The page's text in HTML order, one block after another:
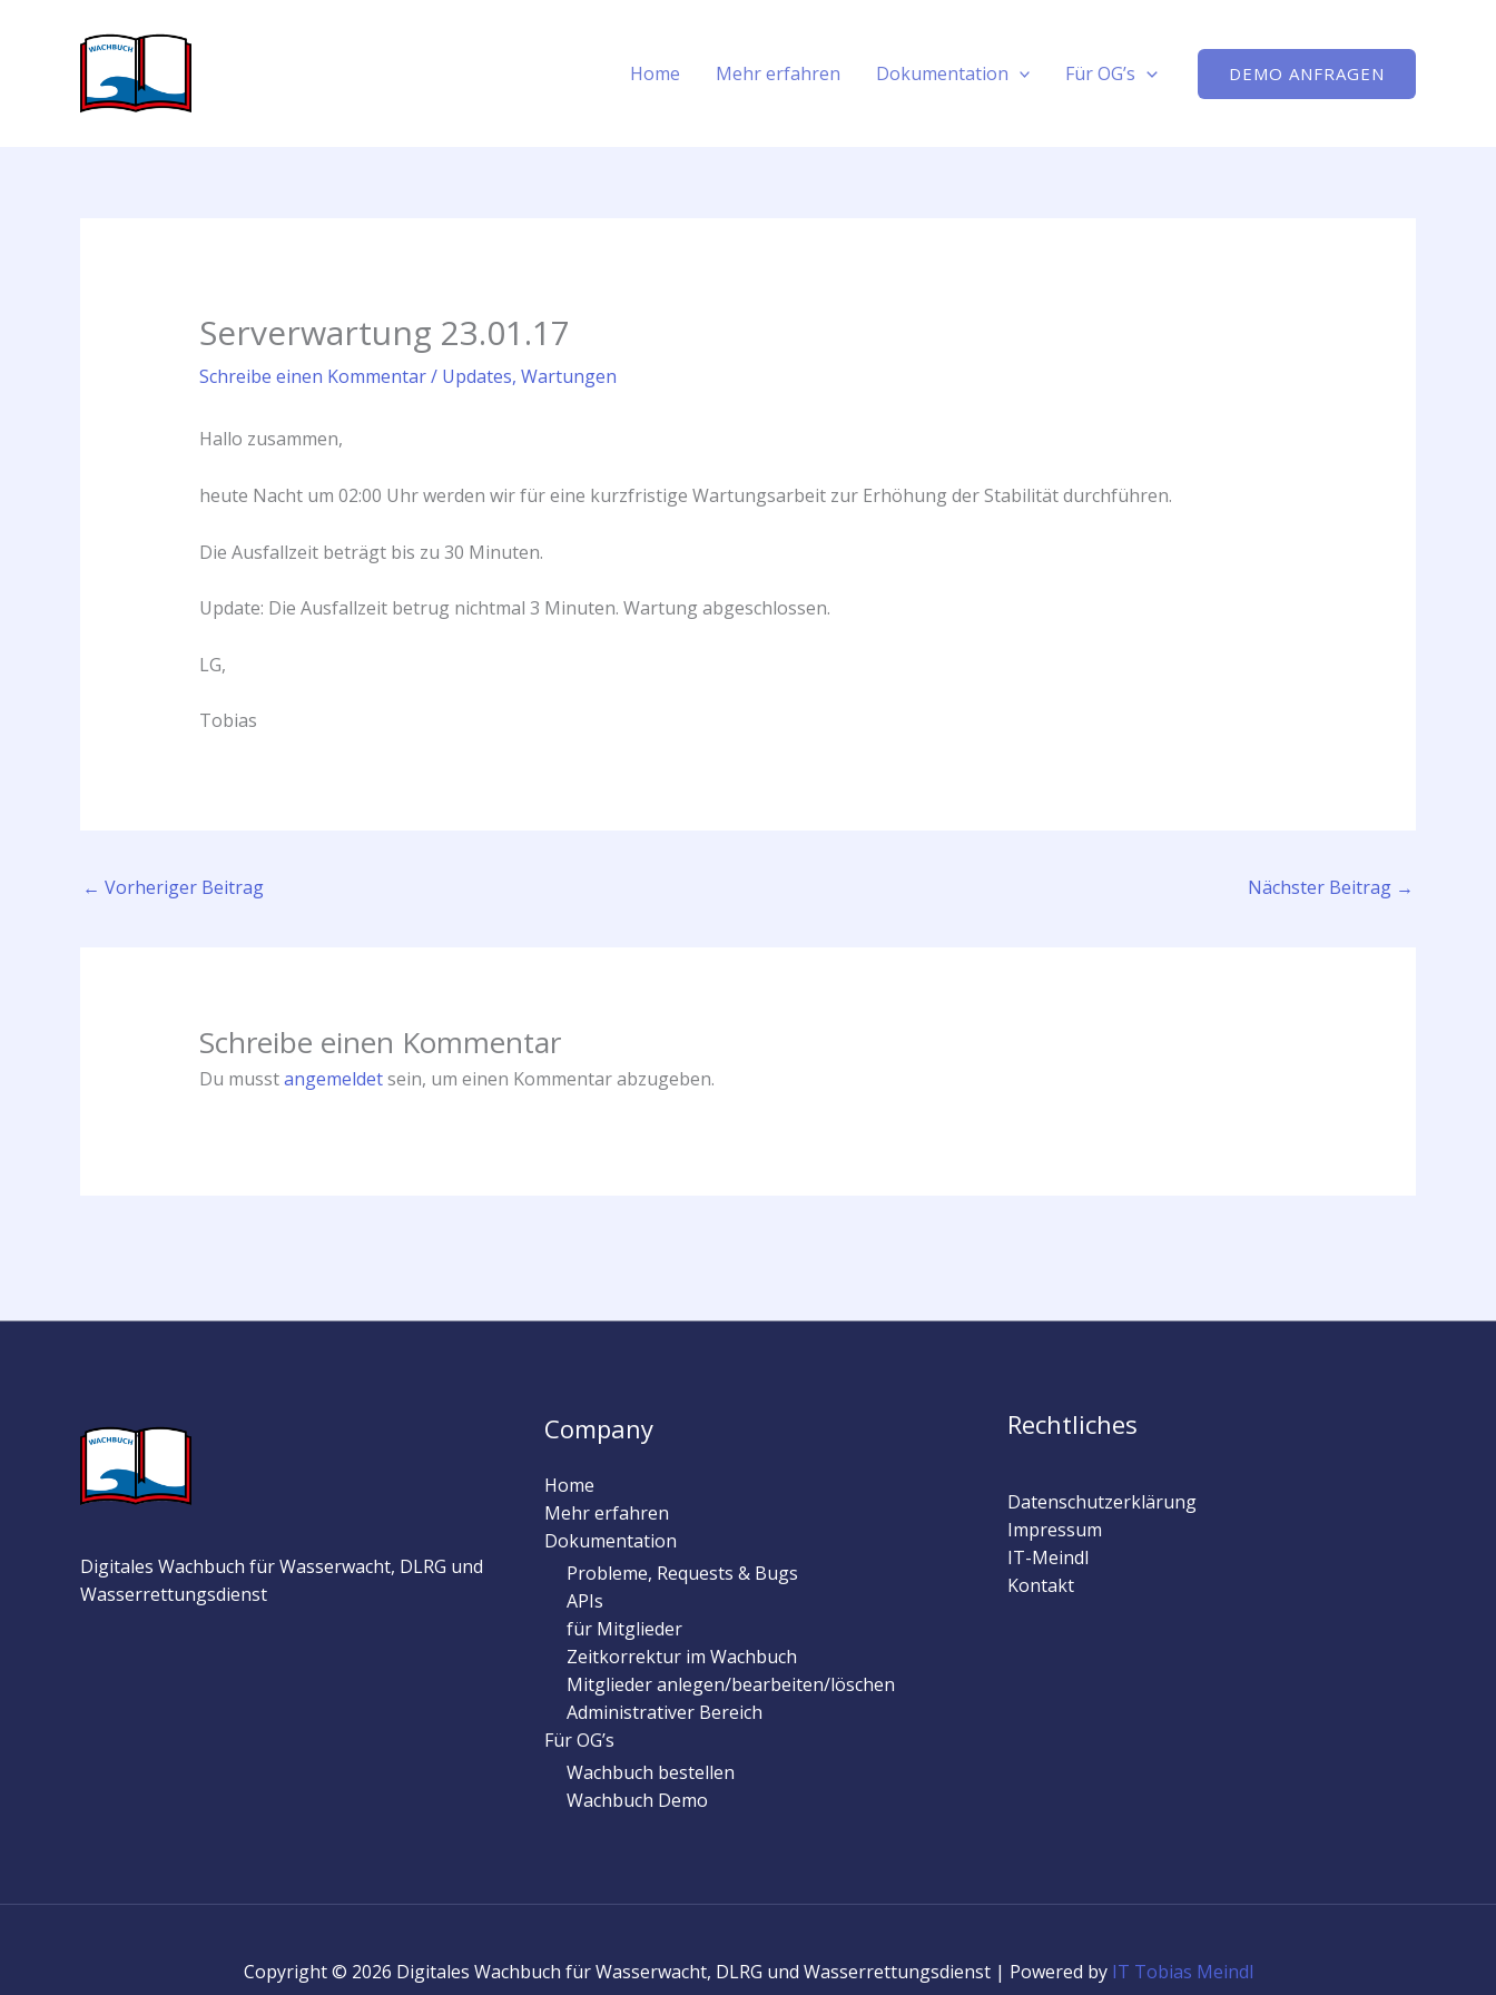
Home Mehr erfahren Dokumentation Für OG’s DEMO ANFRAGEN
Serverwartung 23.01.17
Schreibe einen Kommentar/ Updates, Wartungen
Hallo zusammen,
heute Nacht um 02:00 Uhr werden wir für eine kurzfristige Wartungsarbeit zur Erhöhung der Stabilität durchführen.
Die Ausfallzeit beträgt bis zu 30 Minuten.
Update: Die Ausfallzeit betrug nichtmal 3 Minuten. Wartung abgeschlossen.
LG,
Tobias
← Vorheriger Beitrag Nächster Beitrag →
Schreibe einen Kommentar
Du musstangemeldetsein, um einen Kommentar abzugeben.
Digitales Wachbuch für Wasserwacht, DLRG und
Wasserrettungsdienst
Company
Home
Mehr erfahren
Dokumentation
Probleme, Requests & Bugs
APIs
für Mitglieder
Zeitkorrektur im Wachbuch
Mitglieder anlegen/bearbeiten/löschen
Administrativer Bereich
Für OG’s
Wachbuch bestellen
Wachbuch Demo
Rechtliches
Datenschutzerklärung
Impressum
IT-Meindl
Kontakt
Copyright © 2026 Digitales Wachbuch für Wasserwacht, DLRG und Wasserrettungsdienst | Powered by IT Tobias Meindl